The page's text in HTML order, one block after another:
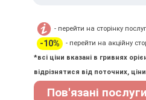
№ 537
- перейти на сторінку
-10%
- перейти на акційну
*всі ціни вказані в гривнях
відрізнятися від поточних,
Пов'язані